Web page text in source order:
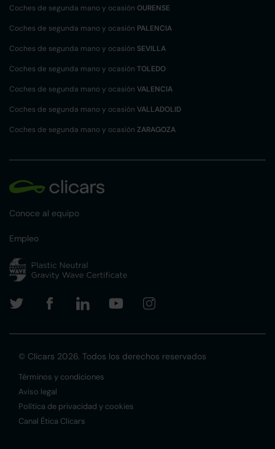
Coches de segunda mano y ocasión OURENSE
Coches de segunda mano y ocasión PALENCIA
Coches de segunda mano y ocasión SEVILLA
Coches de segunda mano y ocasión TOLEDO
Coches de segunda mano y ocasión VALENCIA
Coches de segunda mano y ocasión VALLADOLID
Coches de segunda mano y ocasión ZARAGOZA
Conoce al equipo
Empleo
© Clicars 2026. Todos los derechos reservados
Términos y condiciones
Aviso legal
Política de privacidad y cookies
Canal Ética Clicars